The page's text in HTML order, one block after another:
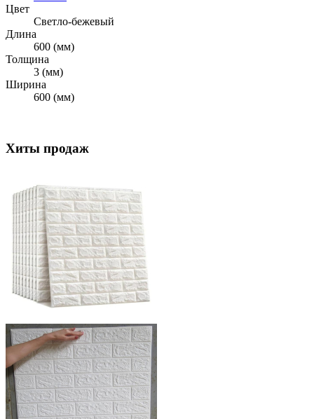
Цвет
Cветло-бежевый
Длина
600 (мм)
Толщина
3 (мм)
Ширина
600 (мм)
Хиты продаж